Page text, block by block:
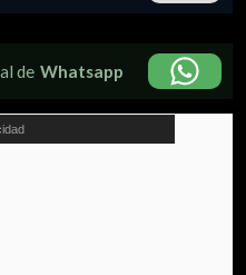
de Whatsapp